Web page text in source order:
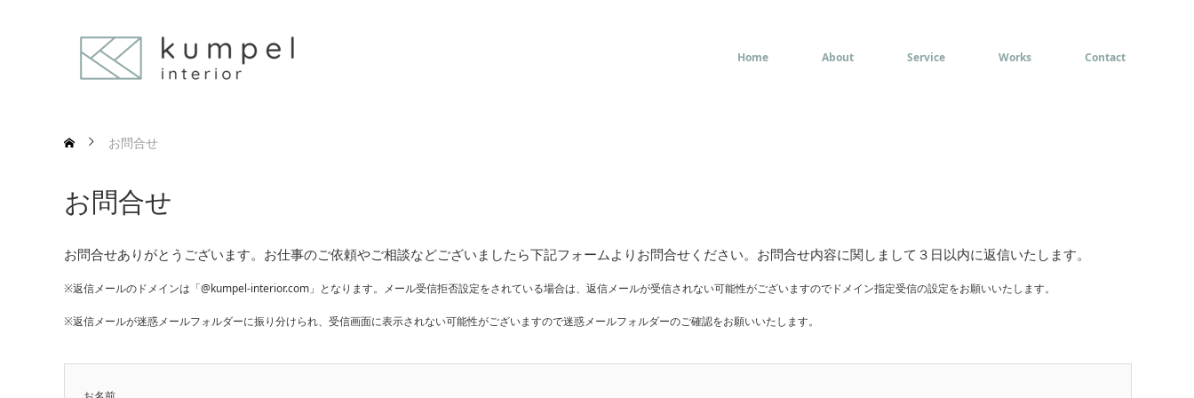
Home About Service Works Contact
お問合せ
お問合せ
お問合せありがとうございます。お仕事のご依頼やご相談などございましたら下記フォームよりお問合せください。 お問合せ内容に関しまして３日以内に返信いたします。
※返信メールのドメインは「@kumpel-interior.com」となります。 メール受信拒否設定をされている場合は、返信メールが受信されない可能性がございますので ドメイン指定受信の設定をお願いいたします。
※返信メールが迷惑メールフォルダーに振り分けられ、受信画面に表示されない可能性がございますので迷惑メールフォルダーのご確認をお願いいたします。